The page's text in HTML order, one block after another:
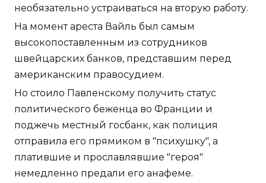
необязательно устраиваться на вторую работу.
На момент ареста Вайль был самым
высокопоставленным из сотрудников
швейцарских банков, представшим перед
американским правосудием.
Но стоило Павленскому получить статус
политического беженца во Франции и
поджечь местный госбанк, как полиция
отправила его прямиком в "психушку", а
платившие и прославлявшие "героя"
немедленно предали его анафеме.